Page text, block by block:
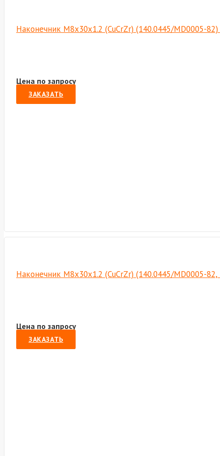
Наконечник М8х30х1.2 (CuCrZr) (140.0445/MD0005-82)
Цена по запросу
ЗАКАЗАТЬ
Наконечник М8х30х1.2 (CuCrZr) (140.0445/MD0005-
Цена по запросу
ЗАКАЗАТЬ